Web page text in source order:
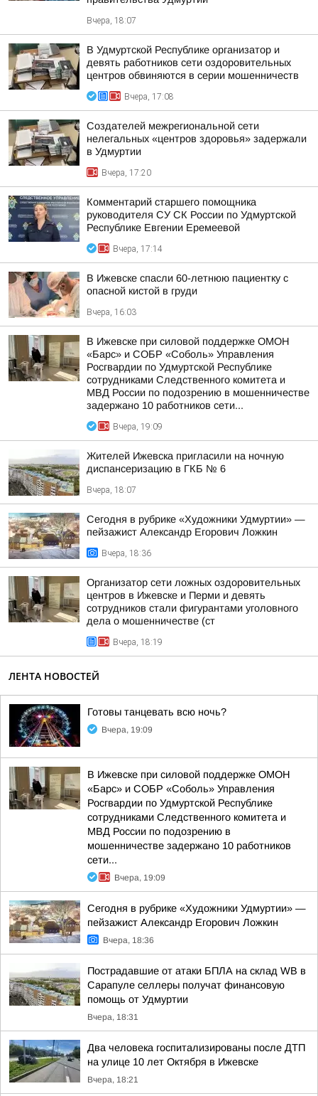
Вчера, 18:07
В Удмуртской Республике организатор и
девять работников сети оздоровительных
центров обвиняются в серии мошенничеств
Вчера, 17:08
Создателей межрегиональной сети
нелегальных «центров здоровья» задержали
в Удмуртии
Вчера, 17:20
Комментарий старшего помощника
руководителя СУ СК России по Удмуртской
Республике Евгении Еремеевой
Вчера, 17:14
В Ижевске спасли 60-летнюю пациентку с
опасной кистой в груди
Вчера, 16:03
В Ижевске при силовой поддержке ОМОН
«Барс» и СОБР «Соболь» Управления
Росгвардии по Удмуртской Республике
сотрудниками Следственного комитета и
МВД России по подозрению в мошенничестве
задержано 10 работников сети...
Вчера, 19:09
Жителей Ижевска пригласили на ночную
диспансеризацию в ГКБ № 6
Вчера, 18:07
Сегодня в рубрике «Художники Удмуртии» —
пейзажист Александр Егорович Ложкин
Вчера, 18:36
Организатор сети ложных оздоровительных
центров в Ижевске и Перми и девять
сотрудников стали фигурантами уголовного
дела о мошенничестве (ст
Вчера, 18:19
ЛЕНТА НОВОСТЕЙ
Готовы танцевать всю ночь?
Вчера, 19:09
В Ижевске при силовой поддержке ОМОН
«Барс» и СОБР «Соболь» Управления
Росгвардии по Удмуртской Республике
сотрудниками Следственного комитета и
МВД России по подозрению в
мошенничестве задержано 10 работников
сети...
Вчера, 19:09
Сегодня в рубрике «Художники Удмуртии» —
пейзажист Александр Егорович Ложкин
Вчера, 18:36
Пострадавшие от атаки БПЛА на склад WB в
Сарапуле селлеры получат финансовую
помощь от Удмуртии
Вчера, 18:31
Два человека госпитализированы после ДТП
на улице 10 лет Октября в Ижевске
Вчера, 18:21